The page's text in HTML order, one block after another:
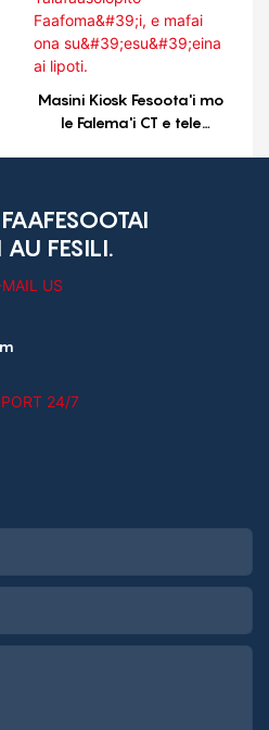
Masini Kiosk Fesoota'i mo
le Falema'i CT e tele
Faafoma'i, e mafai ona
su'esu'eina ai lipoti.
FESILI.